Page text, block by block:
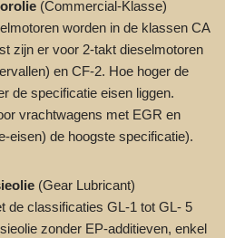
(Commercial-Klasse)
worden in de klassen CA
zijn er voor 2-takt dieselmotoren
en CF-2. Hoe hoger de
de specificatie eisen liggen.
vrachtwagens met EGR en
eisen) de hoogste specificatie).
(Gear Lubricant)
de classificaties GL-1 tot GL- 5
zonder EP-additieven, enkel